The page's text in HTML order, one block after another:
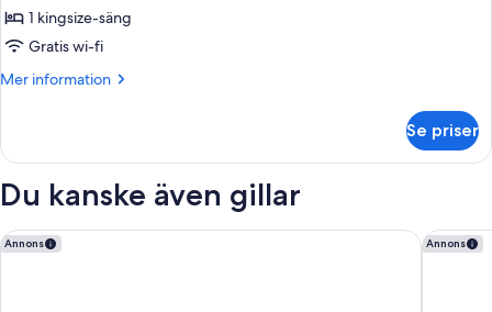
-
1
-
1 kingsize-säng
Gratis wi-fi
Mer information
Mer
Panoramic
-
havsutsikt
Se priser
Du kanske även gillar
Annons
Siboney Beach Club Annons